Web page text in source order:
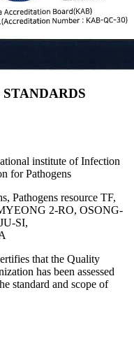
institute of Infection
for Pathogens
Pathogens resource TF,
2-RO, OSONG-
SI,
that the Quality
has been assessed
standard and scope of